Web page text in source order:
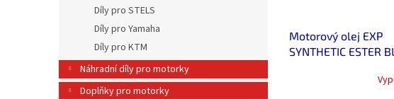
Díly pro STELS
Díly pro Yamaha
Díly pro KTM
Náhradní díly pro motorky
Doplňky pro motorky
Motorový olej EXP
SYNTHETIC ESTER